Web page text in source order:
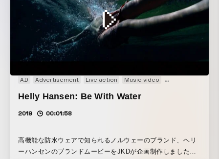
秒。前回制作した同ブランドのスキーの映像と同様に、ミニ
マリズムに貫かれたブランドのフィロソフィーを体現した作
品は、現地でも素晴らしい反響を得ました。
AD Advertisement Live action Music video Web movie
Helly Hansen: Be With Water
2019 00:01:58
高機能な防水ウェアで知られるノルウェーのブランド、ヘリ
ーハンセンのブランドムービーをJKDが企画制作しました。